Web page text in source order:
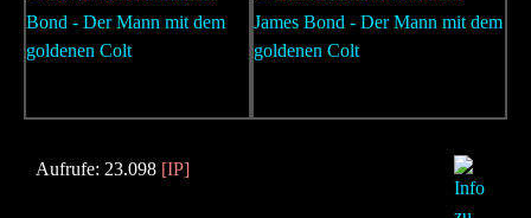
Aufrufe: 23.098 [IP]